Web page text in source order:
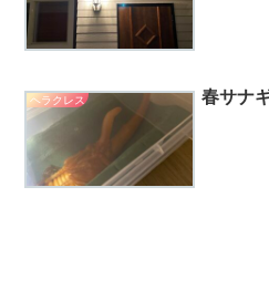
ヘラクレス 春サナ